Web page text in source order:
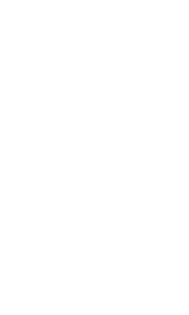
Etappe SV3
Norrahammar